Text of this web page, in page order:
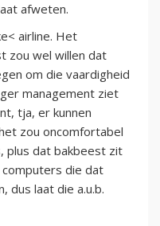
afweten.
airline. Het
zou wel willen dat
om die vaardigheid
management ziet
tja, er kunnen
zou oncomfortabel
plus dat bakbeest zit
die dat
dus laat die a.u.b.